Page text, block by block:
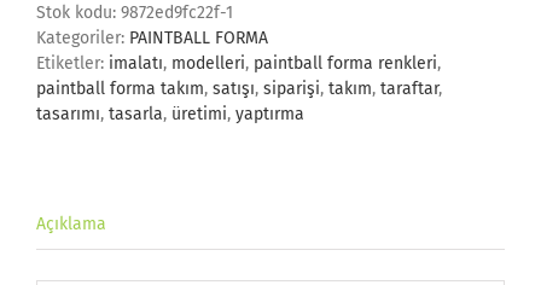
Stok kodu: 9872ed9fc22f-1
Kategoriler: PAINTBALL FORMA
Etiketler: imalatı, modelleri, paintball forma renkleri,
paintball forma takım, satışı, siparişi, takım, taraftar,
tasarımı, tasarla, üretimi, yaptırma
Açıklama